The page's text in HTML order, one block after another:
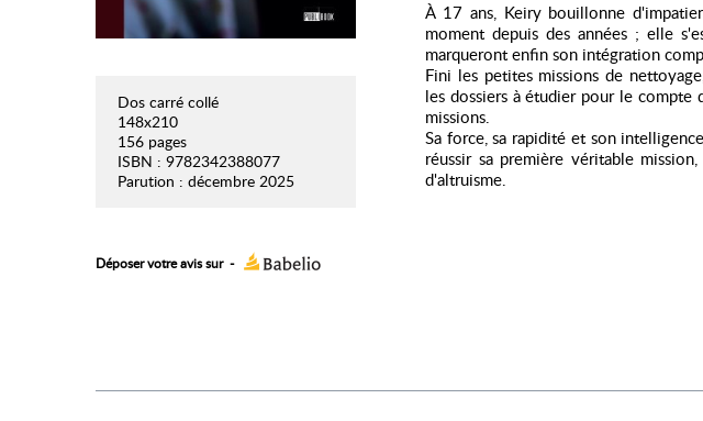
Dos carré collé
148x210
156 pages
ISBN : 9782342388077
Parution : décembre 2025
Déposer votre avis sur -
À 17 ans, Keiry bouillonne
moment depuis des années ; elle
marqueront enfin son intégration
Fini les petites missions de
les dossiers à étudier pour le compte
missions.
Sa force, sa rapidité et son
réussir sa première véritable
d'altruisme.